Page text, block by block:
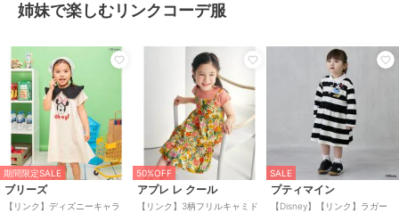
姉妹で楽しむリンクコーデ服
期間限定SALE
ブリーズ
【リンク】ディズニーキャラ
50%OFF
アプレ レ クール
【リンク】3柄フリルキャミド
SALE
プティマイン
【Disney】【リンク】ラガー